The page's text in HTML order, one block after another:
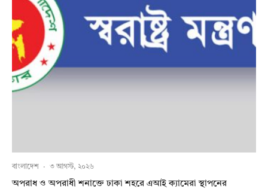
বাংলাদেশ · ৩ আগস্ট, ২০২৬
অপরাধ ও অপরাধী শনাক্তে ঢাকা শহরে এআই ক্যামেরা স্থাপনের